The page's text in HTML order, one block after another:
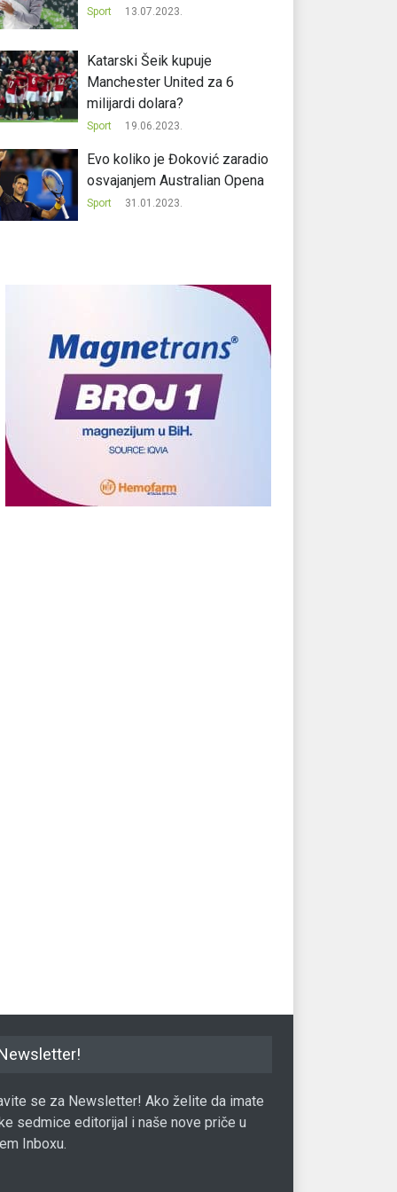
Sport 13.07.2023.
Katarski Šeik kupuje
Manchester United za 6
milijardi dolara?
Sport 19.06.2023.
Evo koliko je Đoković zaradio
osvajanjem Australian Opena
Sport 31.01.2023.
se za Newsletter! Ako želite da imate
sedmice editorijal i naše nove priče u
Inboxu.